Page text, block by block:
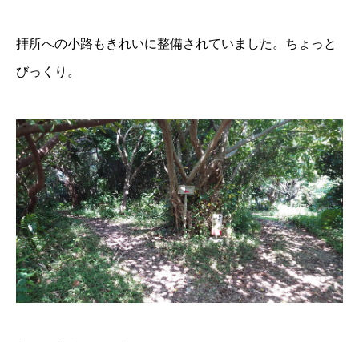
拝所への小路もきれいに整備されていました。ちょっと
びっくり。